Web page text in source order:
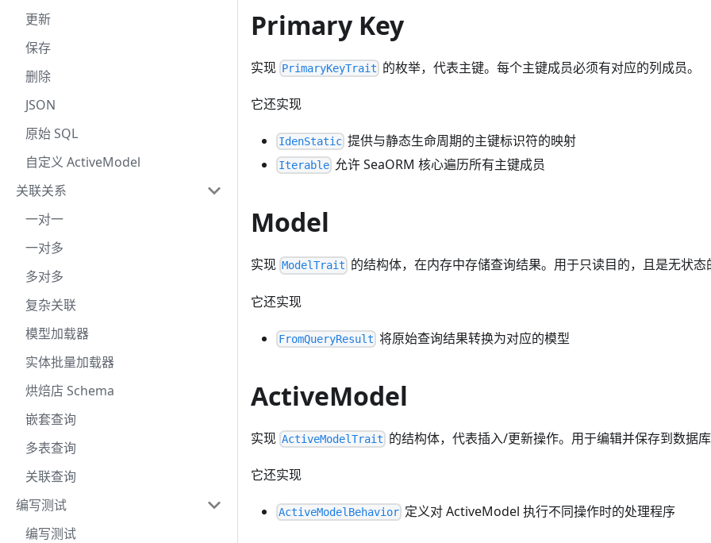
更新
保存
删除
JSON
原始 SQL
自定义 ActiveModel
关联关系
一对一
一对多
多对多
复杂关联
模型加载器
实体批量加载器
烘焙店 Schema
嵌套查询
多表查询
关联查询
编写测试
编写测试
Primary Key
实现 PrimaryKeyTrait 的枚举，代表主键。每个主键成员必须有对应的列成员。
它还实现
IdenStatic 提供与静态生命周期的主键标识符的映射
Iterable 允许 SeaORM 核心遍历所有主键成员
Model
实现 ModelTrait 的结构体，在内存中存储查询结果。用于只读目的，且是无状态
它还实现
FromQueryResult 将原始查询结果转换为对应的模型
ActiveModel
实现 ActiveModelTrait 的结构体，代表插入/更新操作。用于编辑并保存到数据
它还实现
ActiveModelBehavior 定义对 ActiveModel 执行不同操作时的处理程序